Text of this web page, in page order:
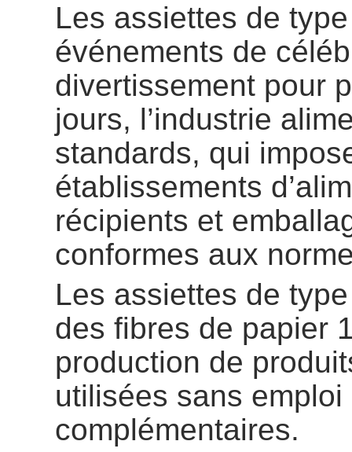
Les assiettes de
événements de
divertissement pour
jours, l’industrie
standards, qui
établissements
récipients et
conformes aux
Les assiettes de
des fibres de papier
production de
utilisées sans
complémentaires.